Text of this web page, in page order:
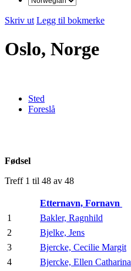
Skriv ut Legg til bokmerke
Oslo, Norge
Sted
Foreslå
Fødsel
Treff 1 til 48 av 48
Etternavn, Fornavn
1
Bakler, Ragnhild
2
Bjelke, Jens
3
Bjercke, Cecilie Margit
4
Bjercke, Ellen Catharina